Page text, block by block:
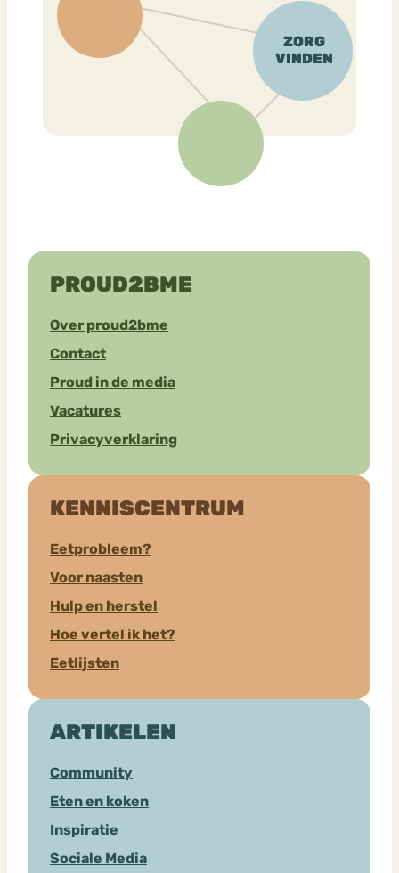
PROUD2BME
Over proud2bme
Contact
Proud in de media
Vacatures
Privacyverklaring
KENNISCENTRUM
Eetprobleem?
Voor naasten
Hulp en herstel
Hoe vertel ik het?
Eetlijsten
ARTIKELEN
Community
Eten en koken
Inspiratie
Sociale Media